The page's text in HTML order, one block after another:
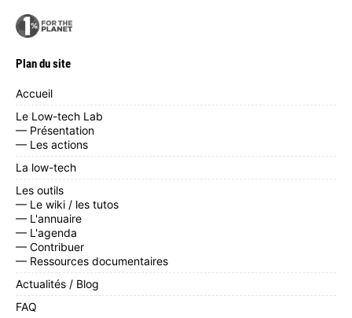
Plan du site
Accueil
Le Low-tech Lab
— Présentation
— Les actions
La low-tech
Les outils
— Le wiki / les tutos
— L'annuaire
— L'agenda
— Contribuer
— Ressources documentaires
Actualités / Blog
FAQ